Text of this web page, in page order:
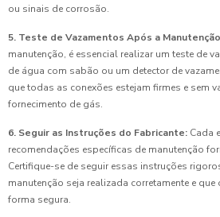
ou sinais de corrosão.
5. Teste de Vazamentos Após a
manutenção, é essencial realizar um teste de
de água com sabão ou um detector de
que todas as conexões estejam firmes e sem
fornecimento de gás.
6. Seguir as Instruções do Fabricante: Cada
recomendações específicas de manutenção
Certifique-se de seguir essas instruções
manutenção seja realizada corretamente e
forma segura.